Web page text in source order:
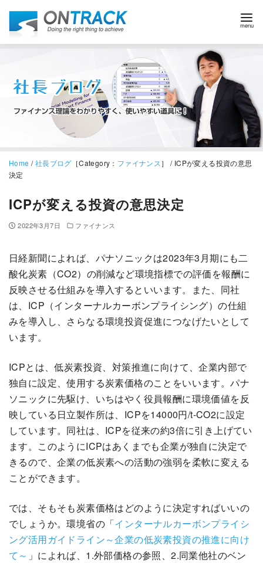
Home /社長ブログ ［Category： ファイナンス ］ / ICPが変える投資の意思
決定
ICPが変える投資の意思決定
2022年3月7日 ファイナンス
日経新聞によれば、パナソニックは2023年3月期にも二
酸化炭素（CO2）の削減など環境指標での評価を報酬に
反映させる仕組みを導入するといいます。また、同社
は、ICP（インターナルカーボンプライシング）の仕組
みを導入し、さらなる環境投資促進につなげたいとして
います。
ICPとは、低炭素投資、対策推進に向けて、企業内部で
独自に設定、使用する炭素価格のことをいいます。パナ
ソニックに先駆け、いちはやく役員報酬に環境価値を反
映している日立製作所は、ICPを14000円/t-CO2に設定
しています。同社は、ICPを従来の約3倍に引き上げてい
ます。このようにICPはあくまでも企業が独自に決定で
きるので、企業の低炭素への活動の強弱を柔軟に変える
ことができます。
では、そもそも炭素価格はどのように決定すればいいの
でしょうか。環境省の「インターナルカーボンプライシ
ング活用ガイドライン～企業の低炭素投資の推進に向け
て～ 」によれば、1.外部価格の参照、2.同業他社のベン